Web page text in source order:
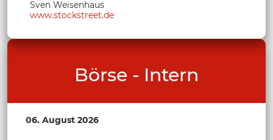
Sven Weisenhaus
www.stockstreet.de
Börse - Intern
06. August 2026